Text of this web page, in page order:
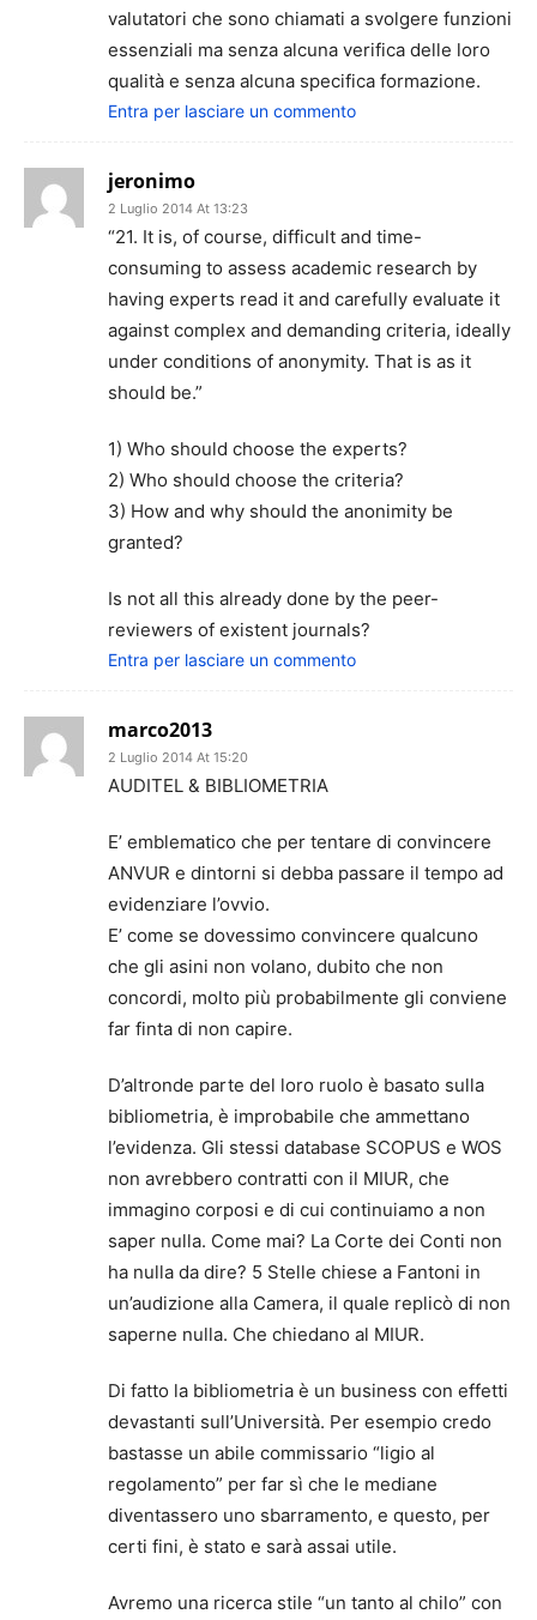
valutatori che sono chiamati a svolgere funzioni
essenziali ma senza alcuna verifica delle loro
qualità e senza alcuna specifica formazione.
Entra per lasciare un commento
jeronimo
2 Luglio 2014 At 13:23
“21. It is, of course, difficult and time-
consuming to assess academic research by
having experts read it and carefully evaluate it
against complex and demanding criteria, ideally
under conditions of anonymity. That is as it
should be.”
1) Who should choose the experts?
2) Who should choose the criteria?
3) How and why should the anonimity be
granted?
Is not all this already done by the peer-
reviewers of existent journals?
Entra per lasciare un commento
marco2013
2 Luglio 2014 At 15:20
AUDITEL & BIBLIOMETRIA
E’ emblematico che per tentare di convincere
ANVUR e dintorni si debba passare il tempo ad
evidenziare l’ovvio.
E’ come se dovessimo convincere qualcuno
che gli asini non volano, dubito che non
concordi, molto più probabilmente gli conviene
far finta di non capire.
D’altronde parte del loro ruolo è basato sulla
bibliometria, è improbabile che ammettano
l’evidenza. Gli stessi database SCOPUS e WOS
non avrebbero contratti con il MIUR, che
immagino corposi e di cui continuiamo a non
saper nulla. Come mai? La Corte dei Conti non
ha nulla da dire? 5 Stelle chiese a Fantoni in
un’audizione alla Camera, il quale replicò di non
saperne nulla. Che chiedano al MIUR.
Di fatto la bibliometria è un business con effetti
devastanti sull’Università. Per esempio credo
bastasse un abile commissario “ligio al
regolamento” per far sì che le mediane
diventassero uno sbarramento, e questo, per
certi fini, è stato e sarà assai utile.
Avremo una ricerca stile “un tanto al chilo” con